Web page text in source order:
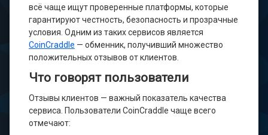
всё чаще ищут проверенные платформы, которые
гарантируют честность, безопасность и прозрачные
условия. Одним из таких сервисов является
CoinCraddle — обменник, получивший множество
положительных отзывов от клиентов.
Что говорят пользователи
Отзывы клиентов — важный показатель качества
сервиса. Пользователи CoinCraddle чаще всего
отмечают: